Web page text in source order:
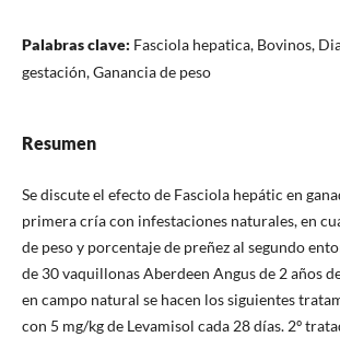
Palabras clave: Fasciola hepatica, Bovinos,
gestación, Ganancia de peso
Resumen
Se discute el efecto de Fasciola hepátic en
primera cría con infestaciones naturales, en
de peso y porcentaje de preñez al segundo
de 30 vaquillonas Aberdeen Angus de 2 años
en campo natural se hacen los siguientes
con 5 mg/kg de Levamisol cada 28 días. 2º